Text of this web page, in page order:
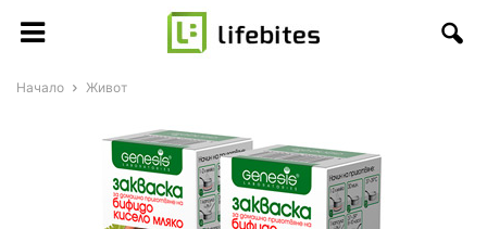
Начало Живот